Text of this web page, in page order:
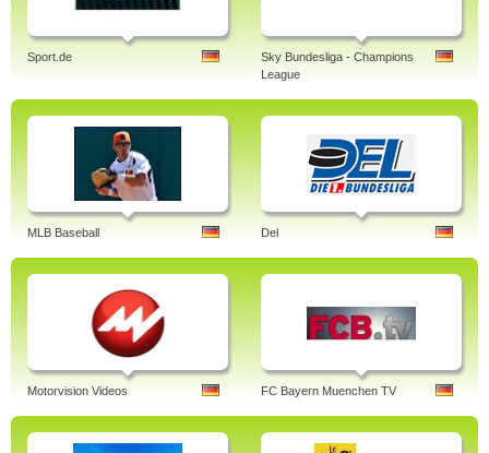
Sport.de
Sky Bundesliga - Champions
League
MLB Baseball Del
Motorvision Videos FC Bayern Muenchen TV